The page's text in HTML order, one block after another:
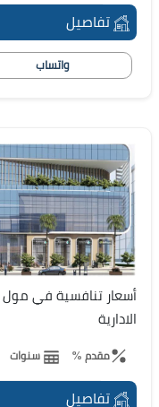
تفاصيل
واتساب
الادارية
مقدم % سنوات
تفاصيل